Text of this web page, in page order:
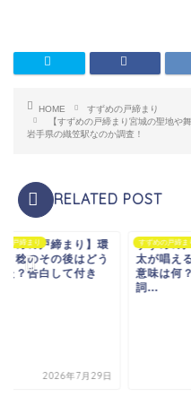
HOME
すずめの戸締まり
【すずめの戸締まり宮城の聖地や
岩手県の織笠駅なのか調査！
RELATED POST
の戸締まり
ずめの戸締まり】環
と稔のその後はどう
た？告白して付き
2026年7月29日
すずめの戸締ま
すずめの
太が唱え
意味は何
詞...